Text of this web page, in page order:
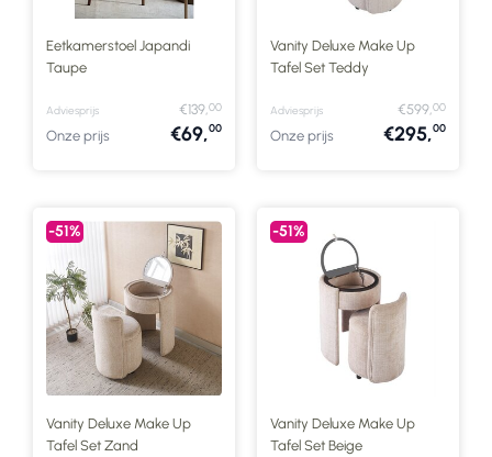
Eetkamerstoel Japandi
Taupe
Adviesprijs €139,00
Onze prijs €69,00
Vanity Deluxe Make Up
Tafel Set Teddy
Adviesprijs €599,00
Onze prijs €295,00
-51%
Vanity Deluxe Make Up
Tafel Set Zand
-51%
Vanity Deluxe Make Up
Tafel Set Beige